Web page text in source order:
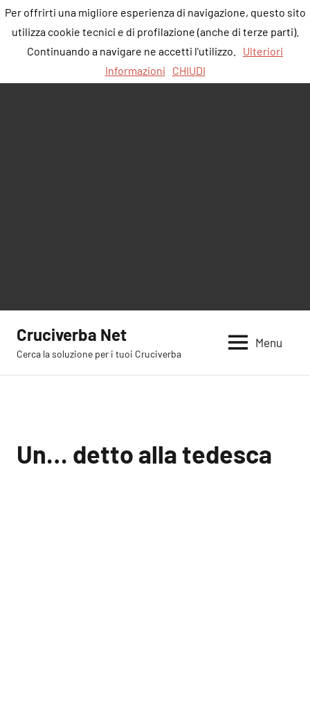
contenuto
Cruciverba Net
Cerca la soluzione per i tuoi Cruciverba
Menu
Un… detto alla tedesca
Per offrirti una migliore esperienza di navigazione, questo sito
utilizza cookie tecnici e di profilazione (anche di terze parti).
Continuando a navigare ne accetti l'utilizzo.
Ulteriori
Informazioni
CHIUDI